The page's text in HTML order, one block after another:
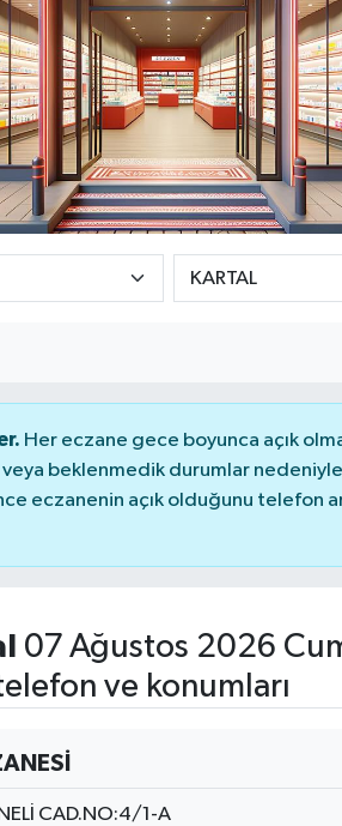
Her eczane gece boyunca açık
beklenmedik durumlar
eczanenin açık olduğunu telefon
07 Ağustos 2026
ve konumları
CAD.NO:4/1-A